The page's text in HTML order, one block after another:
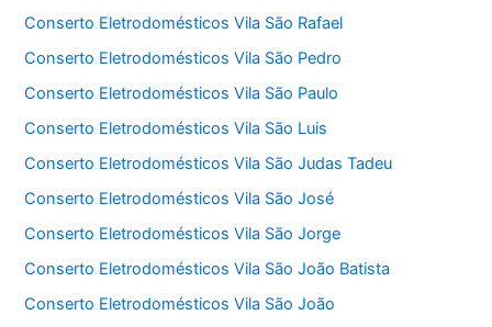
Conserto Eletrodomésticos Vila São Rafael
Conserto Eletrodomésticos Vila São Pedro
Conserto Eletrodomésticos Vila São Paulo
Conserto Eletrodomésticos Vila São Luis
Conserto Eletrodomésticos Vila São Judas Tadeu
Conserto Eletrodomésticos Vila São José
Conserto Eletrodomésticos Vila São Jorge
Conserto Eletrodomésticos Vila São João Batista
Conserto Eletrodomésticos Vila São João